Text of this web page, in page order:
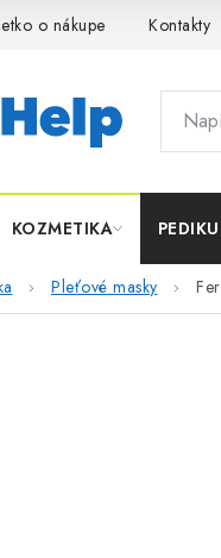
o nákupe Kontakty
KOZMETIKA
Pleťové masky